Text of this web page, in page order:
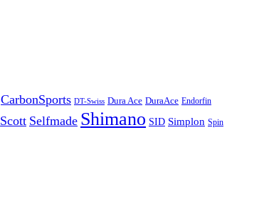
CarbonSports DT-Swiss Dura Ace DuraAce Endorfin
Scott Selfmade Shimano SID Simplon Spin